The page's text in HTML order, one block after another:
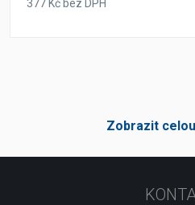
377 Kč bez DPH
Zobrazit